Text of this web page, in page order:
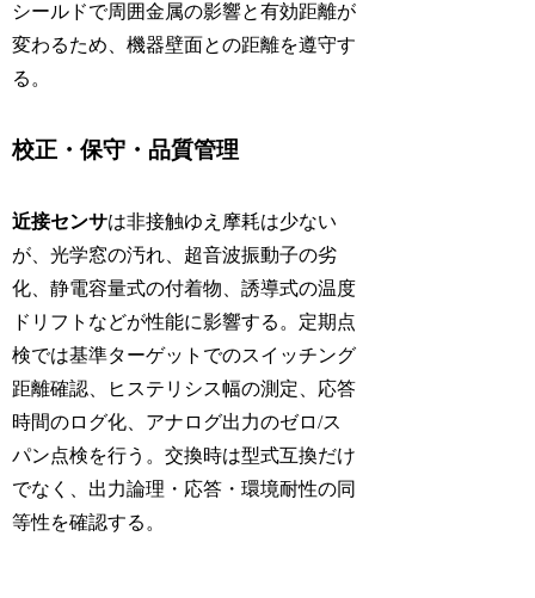
シールドで周囲金属の影響と有効距離が
変わるため、機器壁面との距離を遵守す
る。
校正・保守・品質管理
近接センサは非接触ゆえ摩耗は少ない
が、光学窓の汚れ、超音波振動子の劣
化、静電容量式の付着物、誘導式の温度
ドリフトなどが性能に影響する。定期点
検では基準ターゲットでのスイッチング
距離確認、ヒステリシス幅の測定、応答
時間のログ化、アナログ出力のゼロ/ス
パン点検を行う。交換時は型式互換だけ
でなく、出力論理・応答・環境耐性の同
等性を確認する。